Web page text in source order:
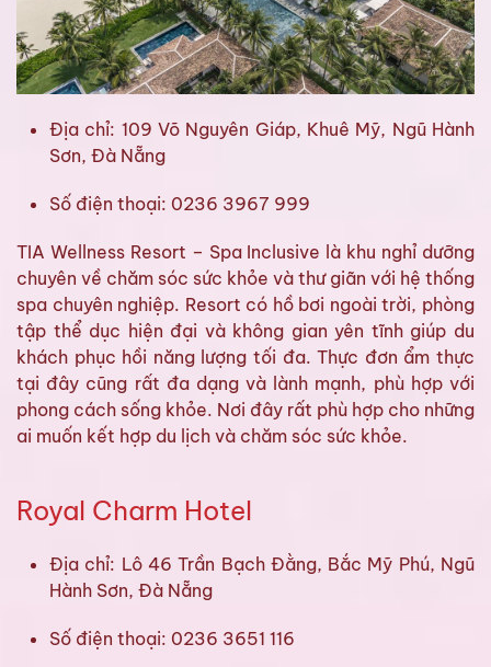
Địa chỉ: 109 Võ Nguyên Giáp, Khuê Mỹ, Ngũ Hành
Sơn, Đà Nẵng
Số điện thoại: 0236 3967 999
TIA Wellness Resort – Spa Inclusive là khu nghỉ dưỡng
chuyên về chăm sóc sức khỏe và thư giãn với hệ thống
spa chuyên nghiệp. Resort có hồ bơi ngoài trời, phòng
tập thể dục hiện đại và không gian yên tĩnh giúp du
khách phục hồi năng lượng tối đa. Thực đơn ẩm thực
tại đây cũng rất đa dạng và lành mạnh, phù hợp với
phong cách sống khỏe. Nơi đây rất phù hợp cho những
ai muốn kết hợp du lịch và chăm sóc sức khỏe.
Royal Charm Hotel
Địa chỉ: Lô 46 Trần Bạch Đằng, Bắc Mỹ Phú, Ngũ
Hành Sơn, Đà Nẵng
Số điện thoại: 0236 3651 116